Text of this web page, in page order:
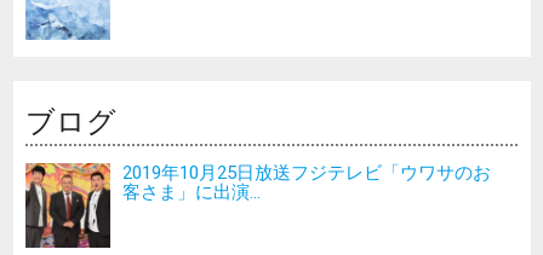
ブログ
2019年10月25日放送フジテレビ「ウワサのお
客さま」に出演...